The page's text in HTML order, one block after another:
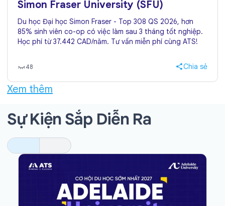
Simon Fraser University (SFU)
Du học Đại học Simon Fraser - Top 308 QS 2026, hơn
85% sinh viên co-op có việc làm sau 3 tháng tốt nghiệp.
Học phí từ 37.442 CAD/năm. Tư vấn miễn phí cùng ATS!
48 Chia sẻ
Xem thêm
Sự Kiện Sắp Diễn Ra